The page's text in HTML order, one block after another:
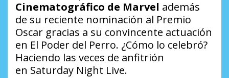
Cinematográfico de Marvel además
de su reciente nominación al Premio
Oscar gracias a su convincente actuación
en El Poder del Perro. ¿Cómo lo celebró?
Haciendo las veces de anfitrión
en Saturday Night Live.